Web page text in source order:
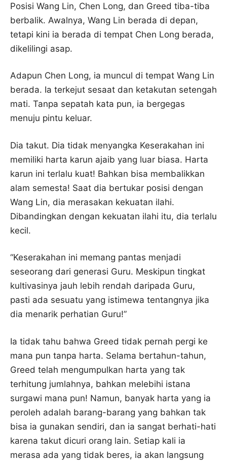
Posisi Wang Lin, Chen Long, dan Greed tiba-tiba
berbalik. Awalnya, Wang Lin berada di depan,
tetapi kini ia berada di tempat Chen Long berada,
dikelilingi asap.
Adapun Chen Long, ia muncul di tempat Wang Lin
berada. Ia terkejut sesaat dan ketakutan setengah
mati. Tanpa sepatah kata pun, ia bergegas
menuju pintu keluar.
Dia takut. Dia tidak menyangka Keserakahan ini
memiliki harta karun ajaib yang luar biasa. Harta
karun ini terlalu kuat! Bahkan bisa membalikkan
alam semesta! Saat dia bertukar posisi dengan
Wang Lin, dia merasakan kekuatan ilahi.
Dibandingkan dengan kekuatan ilahi itu, dia terlalu
kecil.
“Keserakahan ini memang pantas menjadi
seseorang dari generasi Guru. Meskipun tingkat
kultivasinya jauh lebih rendah daripada Guru,
pasti ada sesuatu yang istimewa tentangnya jika
dia menarik perhatian Guru!”
Ia tidak tahu bahwa Greed tidak pernah pergi ke
mana pun tanpa harta. Selama bertahun-tahun,
Greed telah mengumpulkan harta yang tak
terhitung jumlahnya, bahkan melebihi istana
surgawi mana pun! Namun, banyak harta yang ia
peroleh adalah barang-barang yang bahkan tak
bisa ia gunakan sendiri, dan ia sangat berhati-hati
karena takut dicuri orang lain. Setiap kali ia
merasa ada yang tidak beres, ia akan langsung